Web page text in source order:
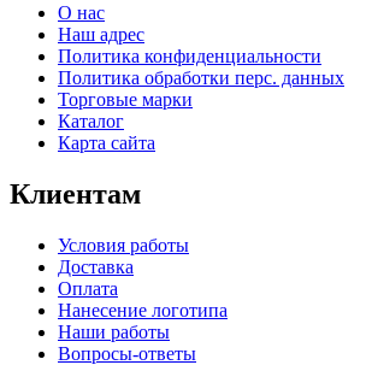
О нас
Наш адрес
Политика конфиденциальности
Политика обработки перс. данных
Торговые марки
Каталог
Карта сайта
Клиентам
Условия работы
Доставка
Оплата
Нанесение логотипа
Наши работы
Вопросы-ответы